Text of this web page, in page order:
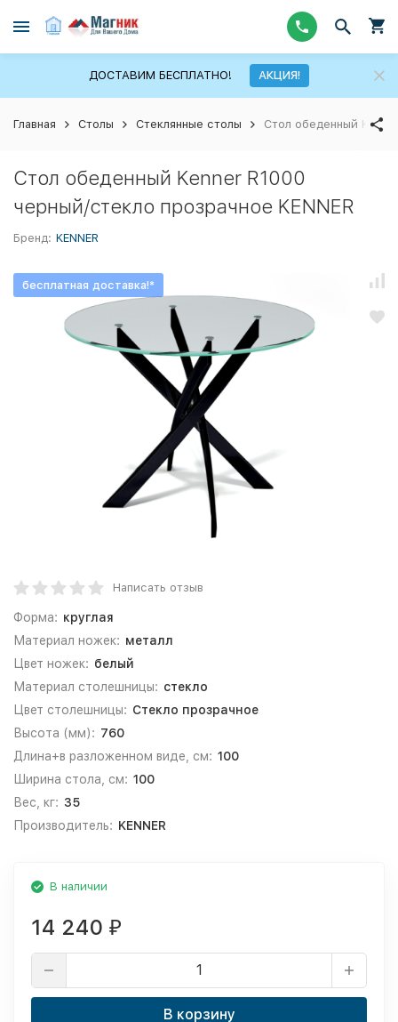
ДОСТАВИМ БЕСПЛАТНО! АКЦИЯ!
Главная Столы Стеклянные столы Стол обеденный
Стол обеденный Kenner R1000
черный/стекло прозрачное KENNER
Бренд: KENNER
бесплатная доставка!*
Написать отзыв
Форма: круглая
Материал ножек: металл
Цвет ножек: белый
Материал столешницы: стекло
Цвет столешницы: Стекло прозрачное
Высота (мм): 760
Длина+в разложенном виде, см: 100
Ширина стола, см: 100
Вес, кг: 35
Производитель: KENNER
В наличии
14 240 ₽
В корзину